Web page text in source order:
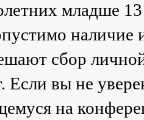
младше 13
наличие
сбор
Если вы не
на